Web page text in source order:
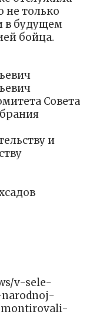
не только
в будущем
бойца.
Совета
и
v-sele-